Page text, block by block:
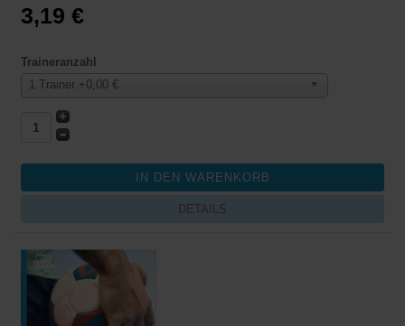
3,19 €
Traineranzahl
1 Trainer +0,00 €
DETAILS